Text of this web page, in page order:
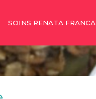
SOINS RENATA FRANCA